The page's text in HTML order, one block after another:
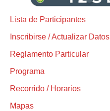
Lista de Participantes
Inscribirse / Actualizar Datos
Reglamento Particular
Programa
Recorrido / Horarios
Mapas